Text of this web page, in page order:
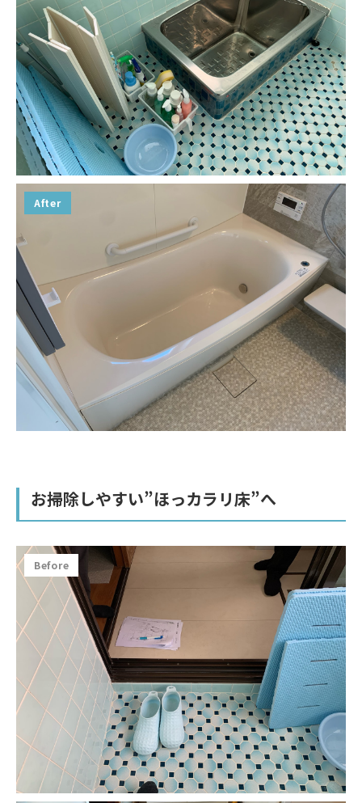
After
お掃除しやすい”ほっカラリ床”へ
Before